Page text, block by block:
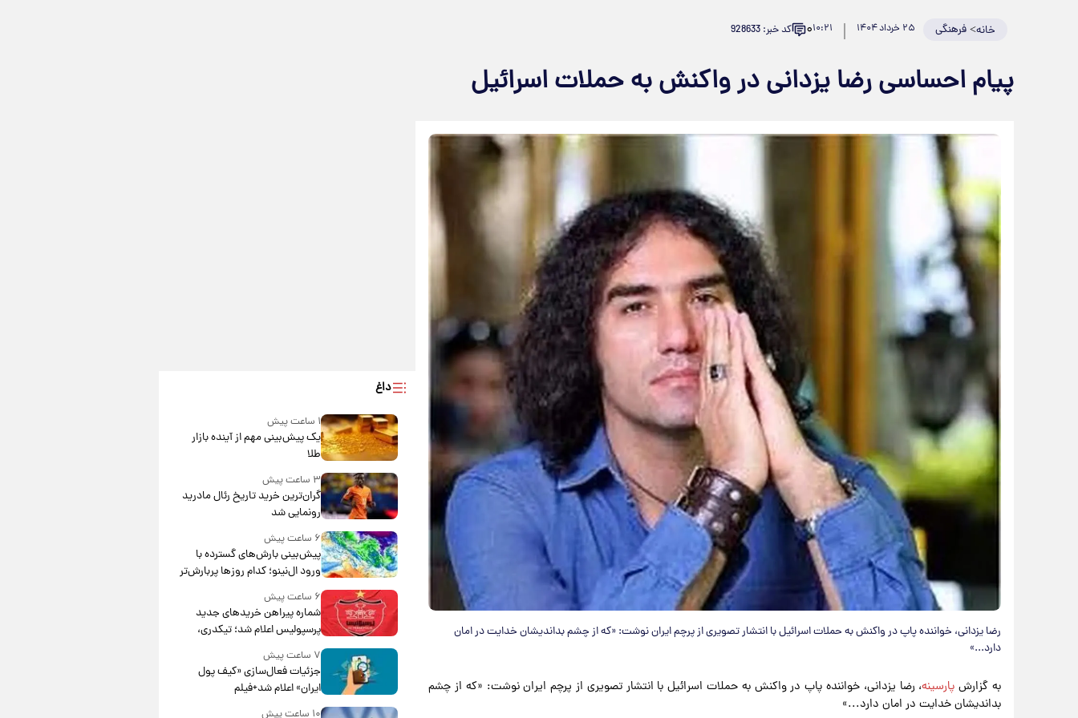
خانه>فرهنگی ۲۵ خرداد ۱۴۰۴ ۱۰:۲۱۰ کد خبر: 928633
پیام احساسی رضا یزدانی در واکنش به حملات اسرائیل
رضا یزدانی، خواننده پاپ در واکنش به حملات اسرائیل با انتشار تصویری از پرچم ایران نوشت: «که از چشم بداندیشان خدایت در امان
دارد...»
به گزارش پارسینه، رضا یزدانی، خواننده پاپ در واکنش به حملات اسرائیل با انتشار تصویری از پرچم ایران نوشت: «که از چشم
بداندیشان خدایت در امان دارد...»
داغ
۱ ساعت پیش
یک پیش‌بینی مهم از آینده بازار
طلا
۳ ساعت پیش
گران‌ترین خرید تاریخ رئال مادرید
رونمایی شد
۶ ساعت پیش
پیش‌بینی بارش‌های گسترده با
ورود ال‌نینو؛ کدام روزها پربارش‌تر
خواهند بود؟
۶ ساعت پیش
شماره پیراهن خریدهای جدید
پرسپولیس اعلام شد؛ تیکدری،
محبی و سرگیف با اعداد ویژه
۷ ساعت پیش
جزئیات فعال‌سازی «کیف پول
ایران» اعلام شد+فیلم
۱۰ ساعت پیش